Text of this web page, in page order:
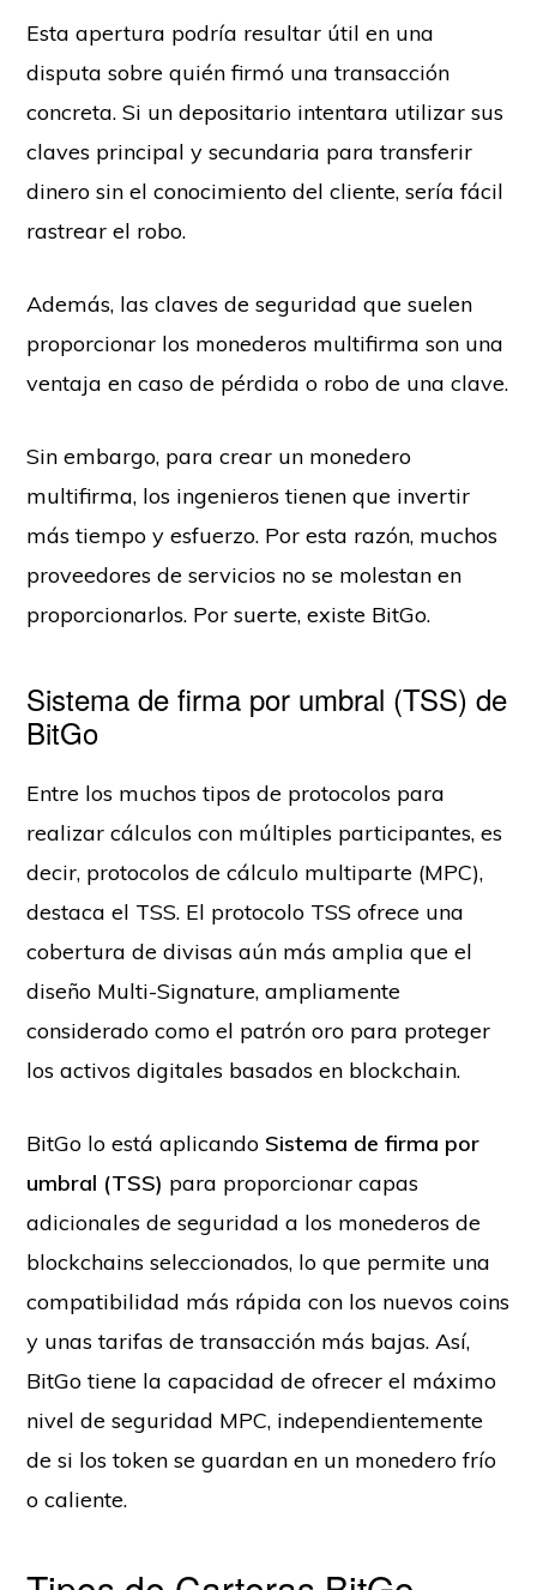
Esta apertura podría resultar útil en una
disputa sobre quién firmó una transacción
concreta. Si un depositario intentara utilizar sus
claves principal y secundaria para transferir
dinero sin el conocimiento del cliente, sería fácil
rastrear el robo.
Además, las claves de seguridad que suelen
proporcionar los monederos multifirma son una
ventaja en caso de pérdida o robo de una clave.
Sin embargo, para crear un monedero
multifirma, los ingenieros tienen que invertir
más tiempo y esfuerzo. Por esta razón, muchos
proveedores de servicios no se molestan en
proporcionarlos. Por suerte, existe BitGo.
Sistema de firma por umbral (TSS) de
BitGo
Entre los muchos tipos de protocolos para
realizar cálculos con múltiples participantes, es
decir, protocolos de cálculo multiparte (MPC),
destaca el TSS. El protocolo TSS ofrece una
cobertura de divisas aún más amplia que el
diseño Multi-Signature, ampliamente
considerado como el patrón oro para proteger
los activos digitales basados en blockchain.
BitGo lo está aplicando Sistema de firma por
umbral (TSS) para proporcionar capas
adicionales de seguridad a los monederos de
blockchains seleccionados, lo que permite una
compatibilidad más rápida con los nuevos coins
y unas tarifas de transacción más bajas. Así,
BitGo tiene la capacidad de ofrecer el máximo
nivel de seguridad MPC, independientemente
de si los token se guardan en un monedero frío
o caliente.